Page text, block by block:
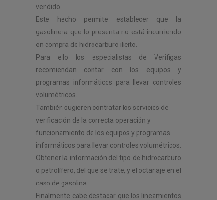
vendido.
Este hecho permite establecer que la
gasolinera que lo presenta no está incurriendo
en compra de hidrocarburo ilícito.
Para ello los especialistas de Verifigas
recomiendan contar con los equipos y
programas informáticos para llevar controles
volumétricos.
También sugieren contratar los servicios de
verificación de la correcta operación y
funcionamiento de los equipos y programas
informáticos para llevar controles volumétricos.
Obtener la información del tipo de hidrocarburo
o petrolífero, del que se trate, y el octanaje en el
caso de gasolina.
Finalmente cabe destacar que los lineamientos